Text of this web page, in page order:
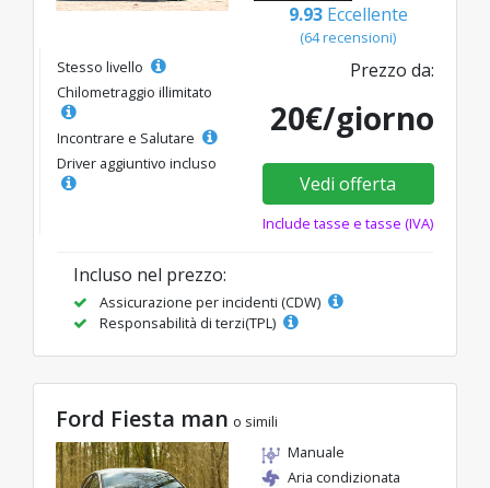
9.93 Eccellente
(64 recensioni)
Stesso livello
Chilometraggio illimitato
Incontrare e Salutare
Driver aggiuntivo incluso
Prezzo da:
20€/giorno
Vedi offerta
Include tasse e tasse (IVA)
Incluso nel prezzo:
Assicurazione per incidenti (CDW)
Responsabilità di terzi(TPL)
Ford Fiesta man o simili
Manuale
Aria condizionata